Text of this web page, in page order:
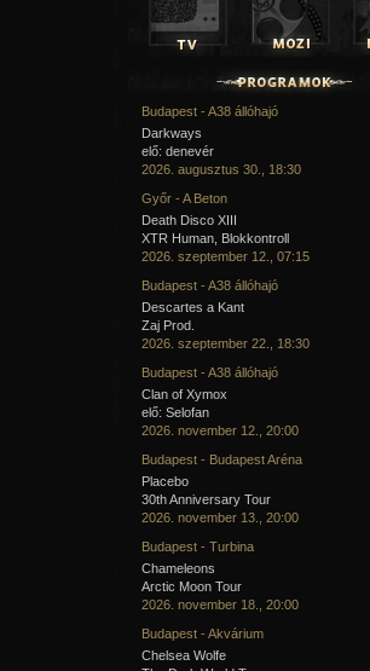
Budapest - A38 állóhajó
Darkways
elő: denevér
2026. augusztus 30., 18:30
Győr - A Beton
Death Disco XIII
XTR Human, Blokkontroll
2026. szeptember 12., 07:15
Budapest - A38 állóhajó
Descartes a Kant
Zaj Prod.
2026. szeptember 22., 18:30
Budapest - A38 állóhajó
Clan of Xymox
elő: Selofan
2026. november 12., 20:00
Budapest - Budapest Aréna
Placebo
30th Anniversary Tour
2026. november 13., 20:00
Budapest - Turbina
Chameleons
Arctic Moon Tour
2026. november 18., 20:00
Budapest - Akvárium
Chelsea Wolfe